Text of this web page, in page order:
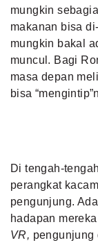
mungkin
makanan bisa
mungkin bakal
muncul. Bagi
masa depan
bisa
Di tengah-
perangkat
pengunjung.
hadapan
VR, pengunjung